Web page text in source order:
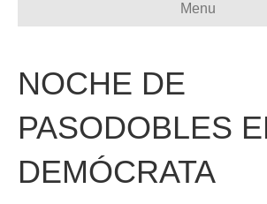
Menu
NOCHE DE
PASODOBLES
DEMÓCRATA